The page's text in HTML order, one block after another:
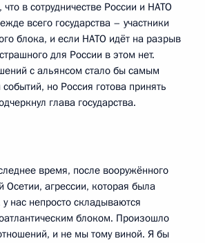
в сотрудничестве России и НАТО
всего государства – участники
блока, и если НАТО идёт на разрыв
для России в этом нет.
с альянсом стало бы самым
но Россия готова принять
глава государства.
время, после вооружённого
агрессии, которая была
нас непросто складываются
блоком. Произошло
и не мы тому виной. Я бы